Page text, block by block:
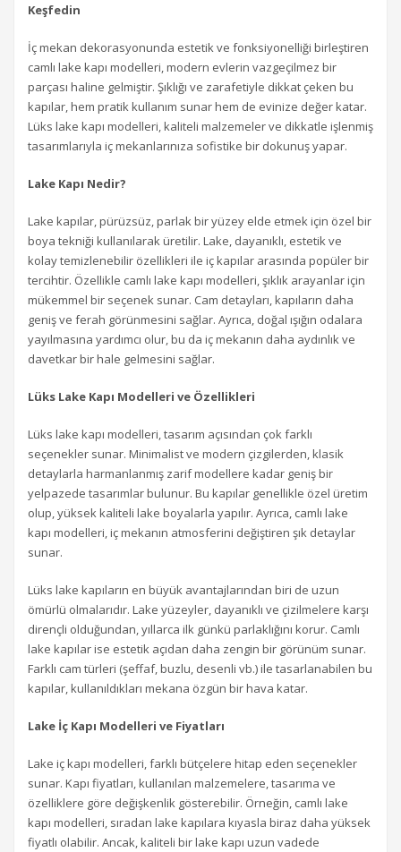
Keşfedin
İç mekan dekorasyonunda estetik ve fonksiyonelliği birleştiren
camlı lake kapı modelleri, modern evlerin vazgeçilmez bir
parçası haline gelmiştir. Şıklığı ve zarafetiyle dikkat çeken bu
kapılar, hem pratik kullanım sunar hem de evinize değer katar.
Lüks lake kapı modelleri, kaliteli malzemeler ve dikkatle işlenmiş
tasarımlarıyla iç mekanlarınıza sofistike bir dokunuş yapar.
Lake Kapı Nedir?
Lake kapılar, pürüzsüz, parlak bir yüzey elde etmek için özel bir
boya tekniği kullanılarak üretilir. Lake, dayanıklı, estetik ve
kolay temizlenebilir özellikleri ile iç kapılar arasında popüler bir
tercihtir. Özellikle camlı lake kapı modelleri, şıklık arayanlar için
mükemmel bir seçenek sunar. Cam detayları, kapıların daha
geniş ve ferah görünmesini sağlar. Ayrıca, doğal ışığın odalara
yayılmasına yardımcı olur, bu da iç mekanın daha aydınlık ve
davetkar bir hale gelmesini sağlar.
Lüks Lake Kapı Modelleri ve Özellikleri
Lüks lake kapı modelleri, tasarım açısından çok farklı
seçenekler sunar. Minimalist ve modern çizgilerden, klasik
detaylarla harmanlanmış zarif modellere kadar geniş bir
yelpazede tasarımlar bulunur. Bu kapılar genellikle özel üretim
olup, yüksek kaliteli lake boyalarla yapılır. Ayrıca, camlı lake
kapı modelleri, iç mekanın atmosferini değiştiren şık detaylar
sunar.
Lüks lake kapıların en büyük avantajlarından biri de uzun
ömürlü olmalarıdır. Lake yüzeyler, dayanıklı ve çizilmelere karşı
dirençli olduğundan, yıllarca ilk günkü parlaklığını korur. Camlı
lake kapılar ise estetik açıdan daha zengin bir görünüm sunar.
Farklı cam türleri (şeffaf, buzlu, desenli vb.) ile tasarlanabilen bu
kapılar, kullanıldıkları mekana özgün bir hava katar.
Lake İç Kapı Modelleri ve Fiyatları
Lake iç kapı modelleri, farklı bütçelere hitap eden seçenekler
sunar. Kapı fiyatları, kullanılan malzemelere, tasarıma ve
özelliklere göre değişkenlik gösterebilir. Örneğin, camlı lake
kapı modelleri, sıradan lake kapılara kıyasla biraz daha yüksek
fiyatlı olabilir. Ancak, kaliteli bir lake kapı uzun vadede